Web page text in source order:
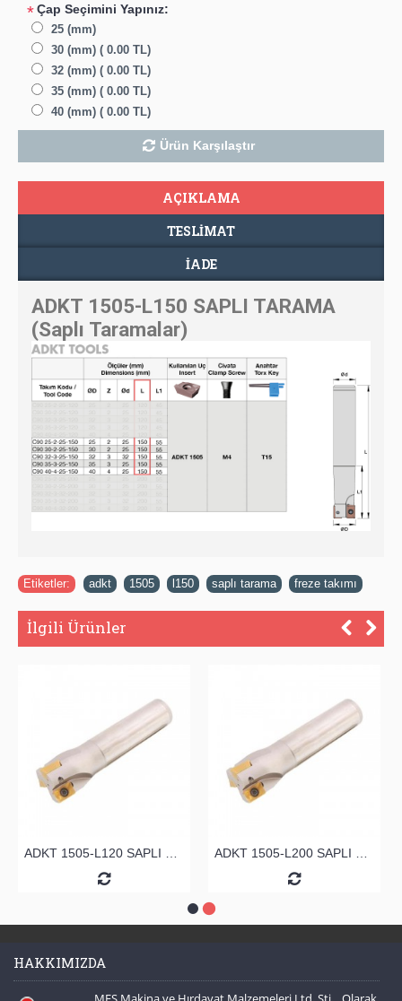
*Çap Seçimini Yapınız:
25 (mm)
30 (mm) ( 0.00 TL)
32 (mm) ( 0.00 TL)
35 (mm) ( 0.00 TL)
40 (mm) ( 0.00 TL)
Ürün Karşılaştır
AÇIKLAMA
TESLIMAT
İADE
ADKT 1505-L150 SAPLI TARAMA
(Saplı Taramalar)
Etiketler: adkt 1505 l150 saplı tarama freze takımı
İlgili Ürünler
HAKKIMIZDA